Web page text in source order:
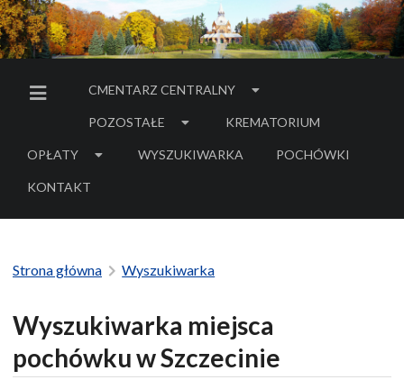
MENU BOCZNE
CMENTARZ CENTRALNY
POZOSTAŁE KREMATORIUM
OPŁATY WYSZUKIWARKA POCHÓWKI
- LINK DO SERWISU
KONTAKT
Strona główna Wyszukiwarka
Wyszukiwarka miejsca
pochówku w Szczecinie